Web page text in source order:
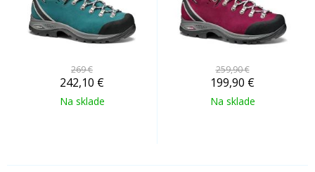
269 €
242,10 €
Na sklade
259,90 €
199,90 €
Na sklade